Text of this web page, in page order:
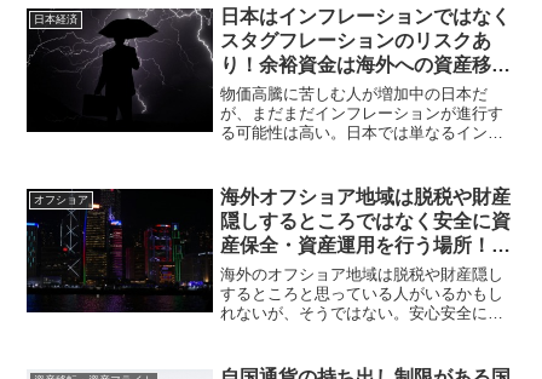
日本経済
日本はインフレーションではなく
スタグフレーションのリスクあ
り！余裕資金は海外への資産移転
で資産防衛して自分や家族のお金
を守れ！
物価高騰に苦しむ人が増加中の日本だ
が、まだまだインフレーションが進行す
る可能性は高い。日本では単なるインフ
は日本に溜め込まず、早め早めに資産防
衛して資産価値を高めるべきである。
オフショア
海外オフショア地域は脱税や財産
隠しするところではなく安全に資
産保全・資産運用を行う場所！金
融商品を活用して資産移転する人
も多い！
海外のオフショア地域は脱税や財産隠し
するところと思っている人がいるかもし
れないが、そうではない。安心安全に資
るばかりなので、海外の金融商品や保険